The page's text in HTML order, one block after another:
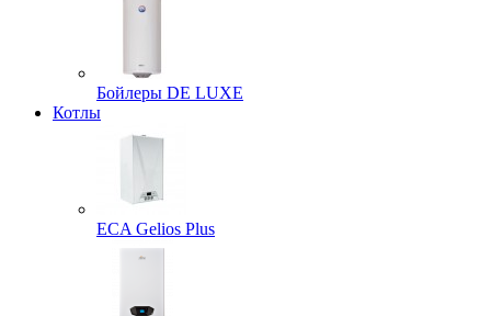
Бойлеры DE LUXE
Котлы
ECA Gelios Plus